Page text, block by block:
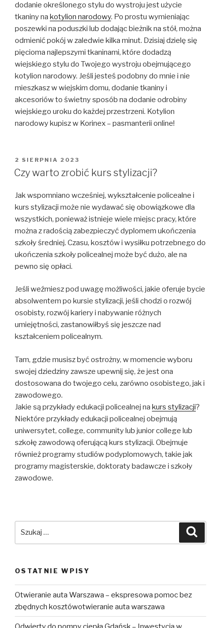
dodanie określonego stylu do wystroju jest użycie
tkaniny na kotylion narodowy. Po prostu wymieniając
poszewki na poduszki lub dodając bieżnik na stół, można
odmienić pokój w zaledwie kilka minut. Dzisiaj dzielę się
pięcioma najlepszymi tkaninami, które dodadzą
wiejskiego stylu do Twojego wystroju obejmującego
kotylion narodowy. Jeśli jesteś podobny do mnie i nie
mieszkasz w wiejskim domu, dodanie tkaniny i
akcesoriów to świetny sposób na dodanie odrobiny
wiejskiego uroku do każdej przestrzeni. Kotylion
narodowy kupisz w Korinex – pasmanterii online!
OPUBLIKOWANE
W
2 SIERPNIA 2023
Czy warto zrobić kurs stylizacji?
Jak wspomniano wcześniej, wykształcenie policealne i
kurs stylizacji może nie wydawać się obowiązkowe dla
wszystkich, ponieważ istnieje wiele miejsc pracy, które
można z radością zabezpieczyć dyplomem ukończenia
szkoły średniej. Czasu, kosztów i wysiłku potrzebnego do
ukończenia szkoły policealnej może być dużo, ale na
pewno się opłaci.
Jeśli weźmiesz pod uwagę możliwości, jakie oferuje bycie
absolwentem po kursie stylizacji, jeśli chodzi o rozwój
osobisty, rozwój kariery i nabywanie różnych
umiejętności, zastanowiłbyś się jeszcze nad
kształceniem policealnym.
Tam, gdzie musisz być ostrożny, w momencie wyboru
swojej dziedziny zawsze upewnij się, że jest ona
dostosowana do twojego celu, zarówno osobistego, jak i
zawodowego.
Jakie są przykłady edukacji policealnej na kurs stylizacji?
Niektóre przykłady edukacji policealnej obejmują
uniwersytet, college, community lub junior college lub
szkołę zawodową oferującą kurs stylizacji. Obejmuje
również programy studiów podyplomowych, takie jak
programy magisterskie, doktoraty badawcze i szkoły
zawodowe.
OSTATNIE WPISY
Otwieranie auta Warszawa – ekspresowa pomoc bez
zbędnych kosztówotwieranie auta warszawa